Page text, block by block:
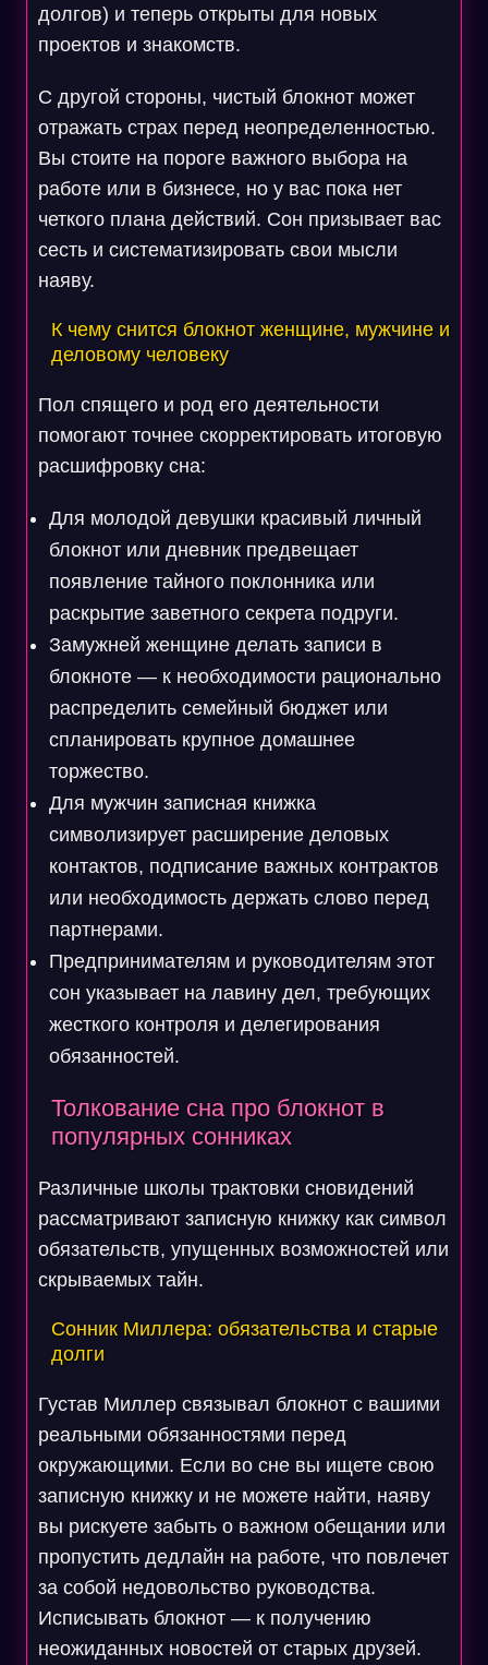
долгов) и теперь открыты для новых
проектов и знакомств.
С другой стороны, чистый блокнот может
отражать страх перед неопределенностью.
Вы стоите на пороге важного выбора на
работе или в бизнесе, но у вас пока нет
четкого плана действий. Сон призывает вас
сесть и систематизировать свои мысли
наяву.
К чему снится блокнот женщине, мужчине и
деловому человеку
Пол спящего и род его деятельности
помогают точнее скорректировать итоговую
расшифровку сна:
Для молодой девушки красивый личный
блокнот или дневник предвещает
появление тайного поклонника или
раскрытие заветного секрета подруги.
Замужней женщине делать записи в
блокноте — к необходимости рационально
распределить семейный бюджет или
спланировать крупное домашнее
торжество.
Для мужчин записная книжка
символизирует расширение деловых
контактов, подписание важных контрактов
или необходимость держать слово перед
партнерами.
Предпринимателям и руководителям этот
сон указывает на лавину дел, требующих
жесткого контроля и делегирования
обязанностей.
Толкование сна про блокнот в
популярных сонниках
Различные школы трактовки сновидений
рассматривают записную книжку как символ
обязательств, упущенных возможностей или
скрываемых тайн.
Сонник Миллера: обязательства и старые
долги
Густав Миллер связывал блокнот с вашими
реальными обязанностями перед
окружающими. Если во сне вы ищете свою
записную книжку и не можете найти, наяву
вы рискуете забыть о важном обещании или
пропустить дедлайн на работе, что повлечет
за собой недовольство руководства.
Исписывать блокнот — к получению
неожиданных новостей от старых друзей.